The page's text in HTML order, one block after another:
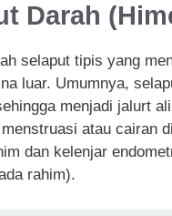
Darah
selaput tipis yang
luar. Umumnya,
menjadi jalurt
atau cairan
dan kelenjar
rahim).